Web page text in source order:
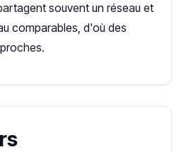
souvent un réseau et
comparables, d'où des